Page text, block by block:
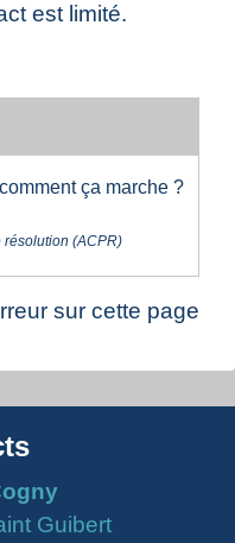
est limité.
ça marche ?
résolution (ACPR)
sur cette page
Guibert